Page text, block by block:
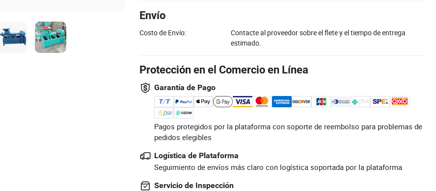
Envío
Costo de Envío:
Contacte al proveedor sobre el flete y el tiempo de entrega
estimado.
Protección en el Comercio en Línea
Garantía de Pago
Pagos protegidos por la plataforma con soporte de reembolso para problemas de
pedidos elegibles
Logística de Plataforma
Seguimiento de envíos más claro con logística soportada por la plataforma
Servicio de Inspección